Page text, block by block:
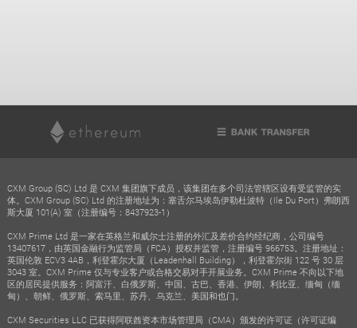
CXM Group (SC) Ltd 是 CXM 集团旗下成员，该集团在多个司法管辖区设有受监管的实
体。CXM Group (SC) Ltd 的注册地址为：塞舌尔马埃岛伊勒杜波特（Ile Du Port）弗朗西
斯大厦 101(A) 室（注册编号：8437923-1）
CXM Prime Ltd 是一家在英格兰和威尔士注册的外汇及差价合约经纪商，公司编号
13407617，由英国金融行为监管局（FCA）授权并监管，注册编号 966753。注册地址：
英国伦敦 ECV3 4AB，利登霍尔大厦（Leadenhall Building），利登霍尔街 122 号 30 层
3043 室。CXM Prime 仅与专业客户或合格交易对手开展业务。CXM Prime 不向以下地
区的居民提供服务：阿富汗、白俄罗斯、中国、古巴、香港、伊朗、利比亚、缅甸（缅
甸）、朝鲜、俄罗斯、索马里、苏丹、乌克兰、美国和也门。
CXM Securities LLC 已获得阿联酋资本市场管理局（CMA）颁发的许可证（许可证编